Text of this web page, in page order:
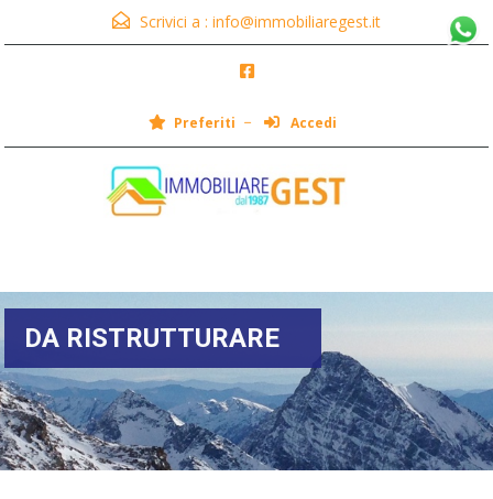
Scrivici a : info@immobiliaregest.it
Preferiti Accedi
DA RISTRUTTURARE